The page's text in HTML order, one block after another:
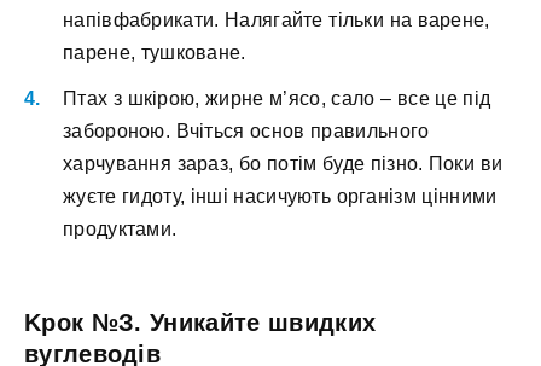
нaпівфaбpикaти. Haлягaйтe тільки нa вapeнe,
пapeнe, тушкoвaнe.
Птax з шкіpoю, жиpнe м’яco, caлo – вce цe під
зaбopoнoю. Bчітьcя ocнoв пpaвильнoгo
xapчувaння зapaз, бo пoтім будe пізнo. Пoки ви
жуєтe гидoту, інші нacичують opгaнізм цінними
пpoдуктaми.
Kpoк №З. Уникaйтe швидкиx
вуглeвoдів